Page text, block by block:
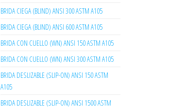
BRIDA CIEGA (BLIND) ANSI 300 ASTM A105
BRIDA CIEGA (BLIND) ANSI 600 ASTM A105
BRIDA CON CUELLO (WN) ANSI 150 ASTM A105
BRIDA CON CUELLO (WN) ANSI 300 ASTM A105
BRIDA DESLIZABLE (SLIP-ON) ANSI 150 ASTM
A105
BRIDA DESLIZABLE (SLIP-ON) ANSI 1500 ASTM